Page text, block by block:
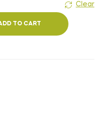
Clear
TO CART